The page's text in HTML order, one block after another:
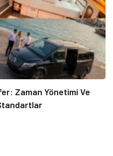
Zaman Yönetimi Ve